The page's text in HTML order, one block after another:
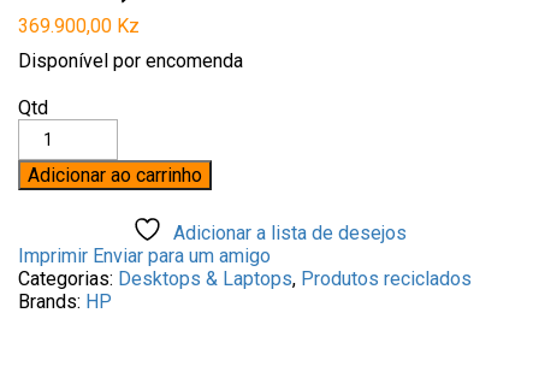
369.900,00 Kz
Disponível por encomenda
Qtd
Adicionar ao carrinho
Adicionar a lista de desejos
Imprimir Enviar para um amigo
Categorias: Desktops & Laptops, Produtos reciclados
Brands: HP